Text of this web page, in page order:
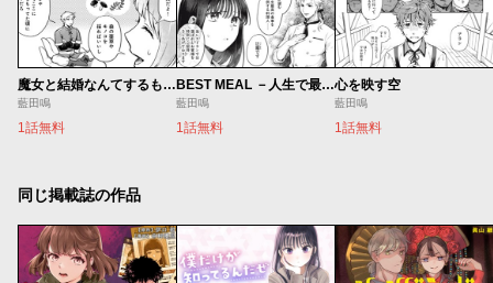
魔女と結婚なんてするもんじゃない！
藍田鳴
1話無料
BEST MEAL －人生で最高の献立－
藍田鳴
1話無料
心を映す空
藍田鳴
1話無料
同じ掲載誌の作品